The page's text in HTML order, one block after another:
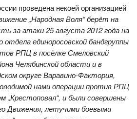
проведена некоей организацией
„Народная Воля“ берёт на
за атаки 25 августа 2012 года на
отдела единоросовской бандгруппы
РПЦ в посёлке Смеловский
Челябинской области и в
округе Варавино-Фактория,
нами операции против РПЦ
„Крестоповал“, и были совершены
Движения, летучими боевыми